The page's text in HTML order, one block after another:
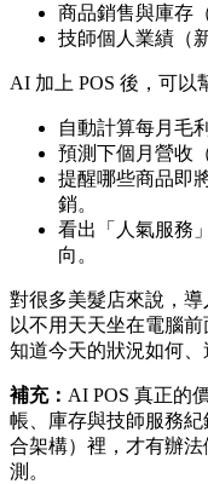
商品銷售與庫存
技師個人業績（
AI 加上 POS 後，可以
自動計算每月毛
預測下個月營收
提醒哪些商品即
銷。
看出「人氣服務
向。
對很多美髮店來說，
以不用天天坐在電腦
知道今天的狀況如何、
補充： AI POS 真正的
帳、庫存與技師服務
合架構）裡，才有辦
測。